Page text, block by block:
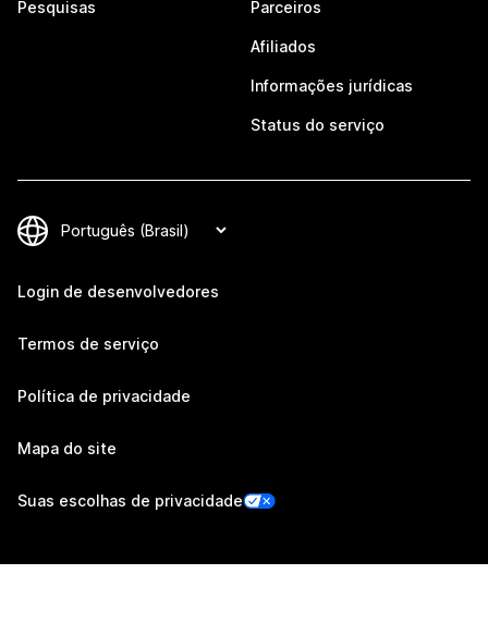
Pesquisas Parceiros
Afiliados
Informações jurídicas
Status do serviço
Login de desenvolvedores
Termos de serviço
Política de privacidade
Mapa do site
Suas escolhas de privacidade